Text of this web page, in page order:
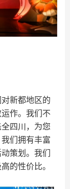
新都地区的
作。我们不
四川，为您
们拥有丰富
策划。我们
的性价比。